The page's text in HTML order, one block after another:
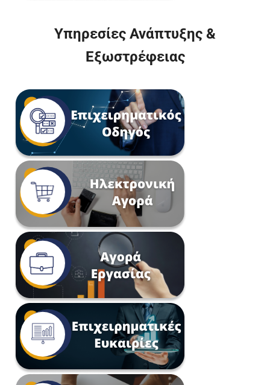
Υπηρεσίες Ανάπτυξης &
Εξωστρέφειας